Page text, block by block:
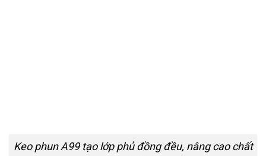
Keo phun A99 tạo lớp phủ đồng đều, nâng cao chất